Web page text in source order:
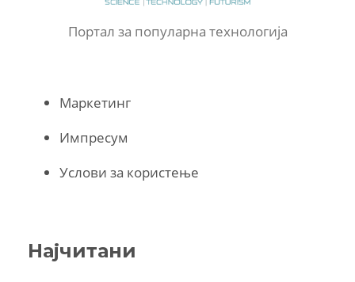
Портал за популарна технологија
Маркетинг
Импресум
Услови за користење
Најчитани